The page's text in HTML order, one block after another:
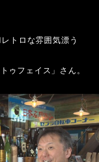
トロな雰囲気漂う
ゥフェイス」さん。